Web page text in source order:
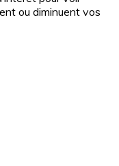
ou diminuent vos